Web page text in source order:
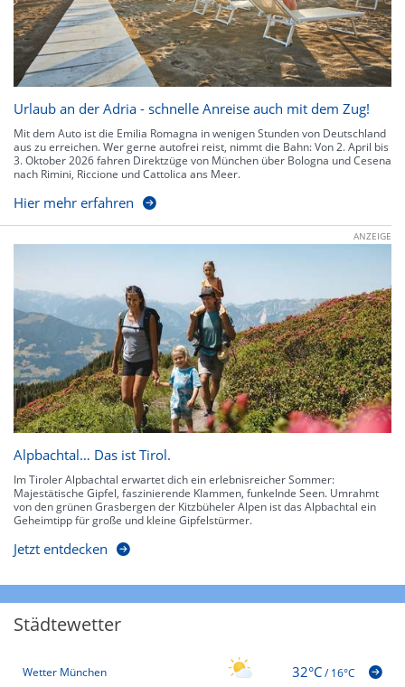
Urlaub an der Adria - schnelle Anreise auch mit dem Zug!
Mit dem Auto ist die Emilia Romagna in wenigen Stunden von Deutschland
aus zu erreichen. Wer gerne autofrei reist, nimmt die Bahn: Von 2. April bis
3. Oktober 2026 fahren Direktzüge von München über Bologna und Cesena
nach Rimini, Riccione und Cattolica ans Meer.
Hier mehr erfahren
ANZEIGE
Alpbachtal… Das ist Tirol.
Im Tiroler Alpbachtal erwartet dich ein erlebnisreicher Sommer:
Majestätische Gipfel, faszinierende Klammen, funkelnde Seen. Umrahmt
von den grünen Grasbergen der Kitzbüheler Alpen ist das Alpbachtal ein
Geheimtipp für große und kleine Gipfelstürmer.
Jetzt entdecken
Städtewetter
Wetter München 32°C/16°C